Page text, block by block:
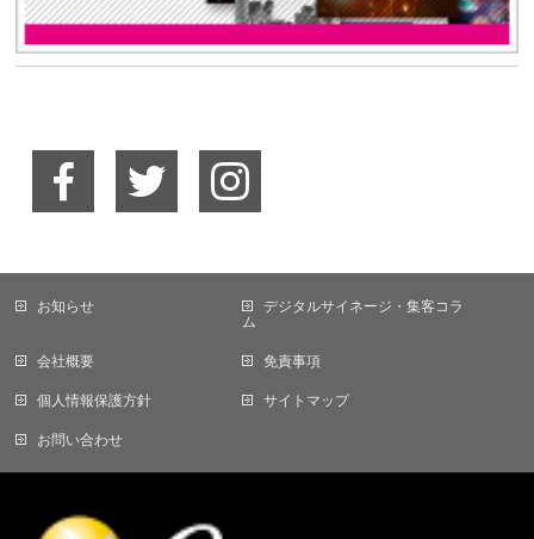
お知らせ
デジタルサイネージ・集客コラ
ム
会社概要 免責事項
個人情報保護方針 サイトマップ
お問い合わせ